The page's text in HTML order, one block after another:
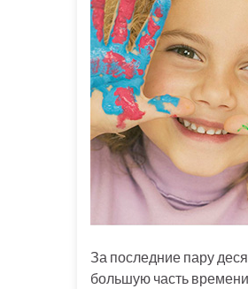
За последние пару
большую часть